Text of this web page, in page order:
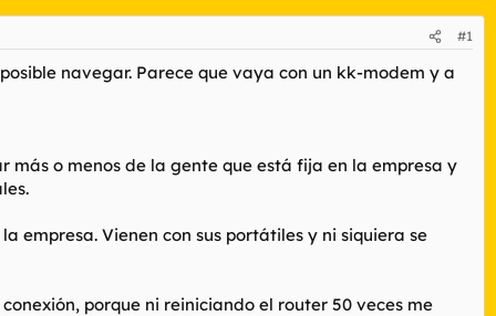
#1
navegar. Parece que vaya con un kk-modem y a
o menos de la gente que está fija en la empresa y
empresa. Vienen con sus portátiles y ni siquiera se
porque ni reiniciando el router 50 veces me